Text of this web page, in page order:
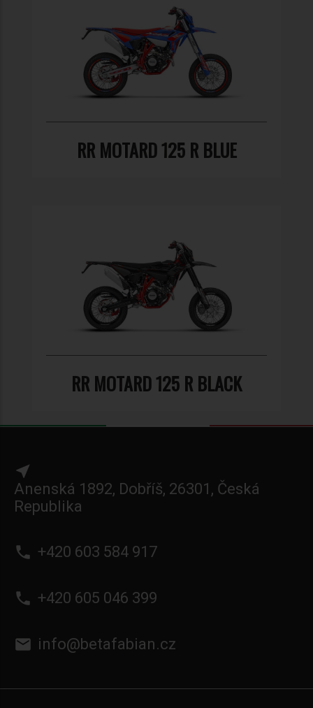
RR MOTARD 125 R BLUE
RR MOTARD 125 R BLACK
near_me
Anenská 1892, Dobříš, 26301, Česká
Republika
phone +420 603 584 917
phone +420 605 046 399
email info@betafabian.cz